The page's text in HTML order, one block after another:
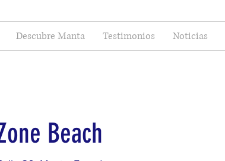
Descubre Manta Testimonios Noticias
Beach